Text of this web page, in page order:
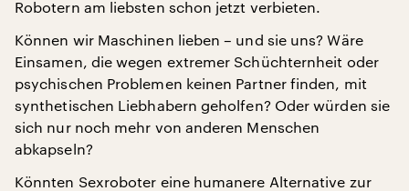
Robotern am liebsten schon jetzt verbieten.
Können wir Maschinen lieben – und sie uns? Wäre
Einsamen, die wegen extremer Schüchternheit oder
psychischen Problemen keinen Partner finden, mit
synthetischen Liebhabern geholfen? Oder würden sie
sich nur noch mehr von anderen Menschen
abkapseln?
Könnten Sexroboter eine humanere Alternative zur